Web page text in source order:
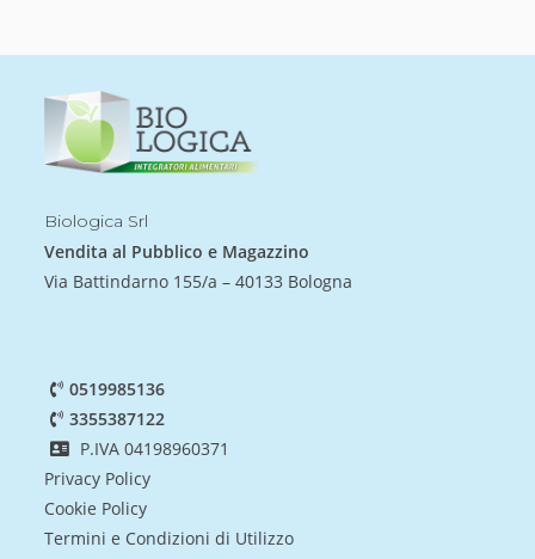
Biologica Srl
Vendita al Pubblico e Magazzino
Via Battindarno 155/a – 40133 Bologna
0519985136
3355387122
P.IVA 04198960371
Privacy Policy
Cookie Policy
Termini e Condizioni di Utilizzo